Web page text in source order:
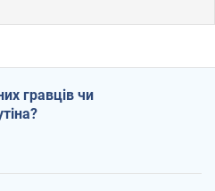
гравців чи